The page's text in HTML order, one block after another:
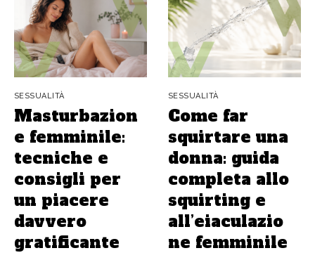
SESSUALITÀ
Masturbazion
e femminile:
tecniche e
consigli per
un piacere
davvero
gratificante
SESSUALITÀ
Come far
squirtare una
donna: guida
completa allo
squirting e
all’eiaculazio
ne femminile